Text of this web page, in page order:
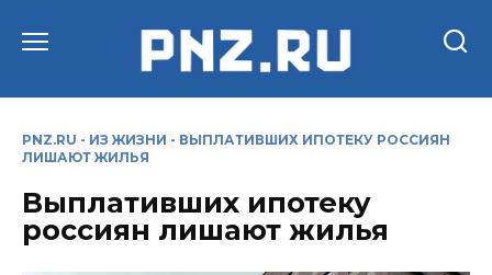
PNZ.RU - ИЗ ЖИЗНИ - ВЫПЛАТИВШИХ ИПОТЕКУ РОССИЯН
ЛИШАЮТ ЖИЛЬЯ
Выплативших ипотеку
россиян лишают жилья